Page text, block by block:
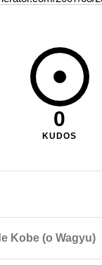
0
KUDOS
Kobe (o Wagyu)